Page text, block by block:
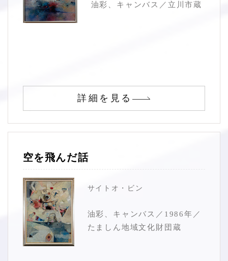
油彩、キャンバス／立川市蔵
詳細を見る
空を飛んだ話
サイトオ・ビン
油彩、キャンバス／1986年／
たましん地域文化財団蔵